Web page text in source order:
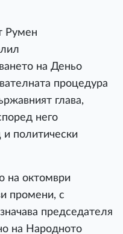
Румен
на Деньо
процедура
глава,
него
политически
на октомври
промени, с
председателя
на Народното